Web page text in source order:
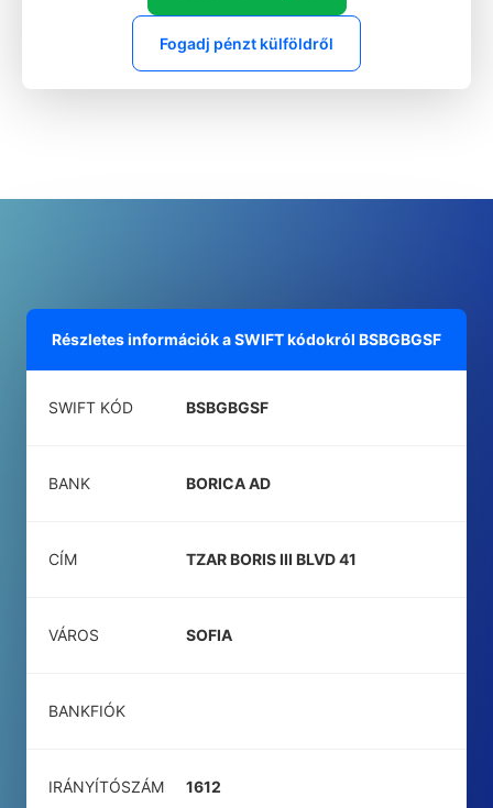
Fogadj pénzt külföldről
Részletes információk a SWIFT kódokról BSBGBGSF
SWIFT KÓD BSBGBGSF
BANK BORICA AD
CÍM TZAR BORIS III BLVD 41
VÁROS SOFIA
BANKFIÓK
IRÁNYÍTÓSZÁM 1612